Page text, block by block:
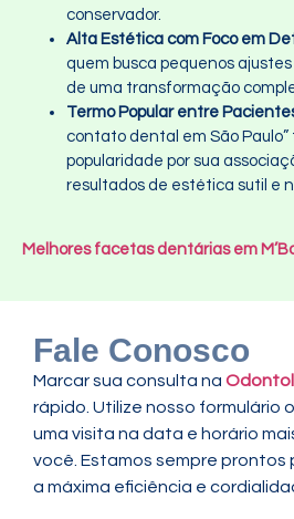
conservador.
Alta Estética com Foco em
quem busca pequenos
de uma transformação
Termo Popular entre
contato dental em São
popularidade por sua
resultados de estética sutil e
Melhores facetas dentárias em
Fale Conosco
Marcar sua consulta na
rápido. Utilize nosso formulário
uma visita na data e horário
você. Estamos sempre
a máxima eficiência e